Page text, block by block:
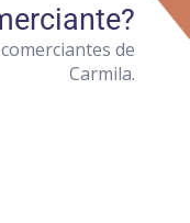
de
Carmila.